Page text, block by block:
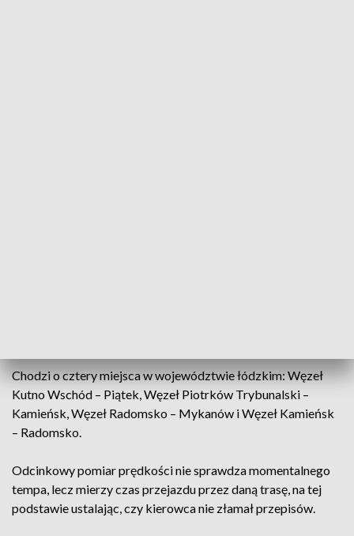
Chodzi o cztery miejsca w województwie łódzkim: Węzeł
Kutno Wschód – Piątek, Węzeł Piotrków Trybunalski –
Kamieńsk, Węzeł Radomsko – Mykanów i Węzeł Kamieńsk
– Radomsko.
Odcinkowy pomiar prędkości nie sprawdza momentalnego
tempa, lecz mierzy czas przejazdu przez daną trasę, na tej
podstawie ustalając, czy kierowca nie złamał przepisów.